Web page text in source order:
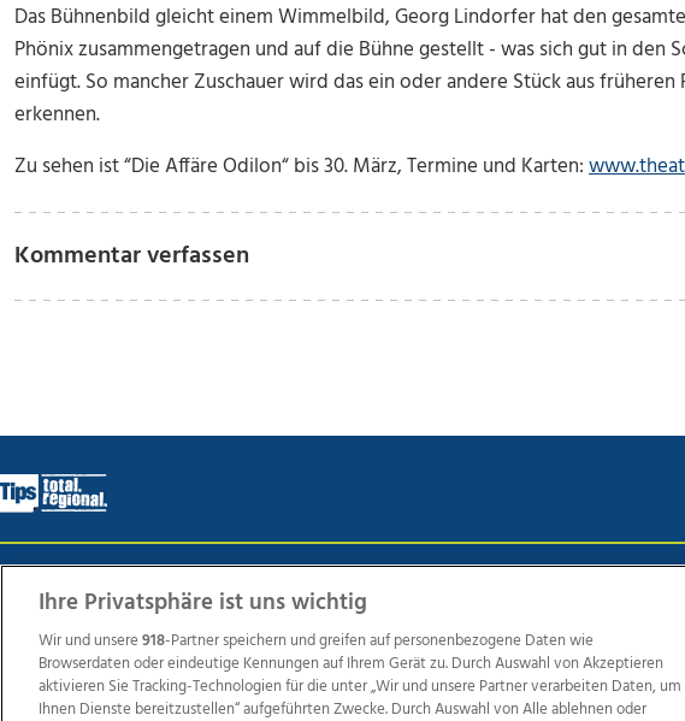
Das Bühnenbild gleicht einem Wimmelbild, Georg Lindorfer hat den
Phönix zusammengetragen und auf die Bühne gestellt - was sich gut in den
einfügt. So mancher Zuschauer wird das ein oder andere Stück aus
erkennen.
Zu sehen ist “Die Affäre Odilon“ bis 30. März, Termine und Karten:
Kommentar verfassen
Wir über uns Mediadaten Kontakt
Weitere Angebote
Ihre Privatsphäre ist uns wichtig
Wir und unsere918-Partner speichern und greifen auf personenbezogene Daten wie
Browserdaten oder eindeutige Kennungen auf Ihrem Gerät zu. Durch Auswahl von Akzeptieren
aktivieren Sie Tracking-Technologien für die unter „Wir und unsere Partner verarbeiten Daten, um
Ihnen Dienste bereitzustellen“ aufgeführten Zwecke. Durch Auswahl von Alle ablehnen oder